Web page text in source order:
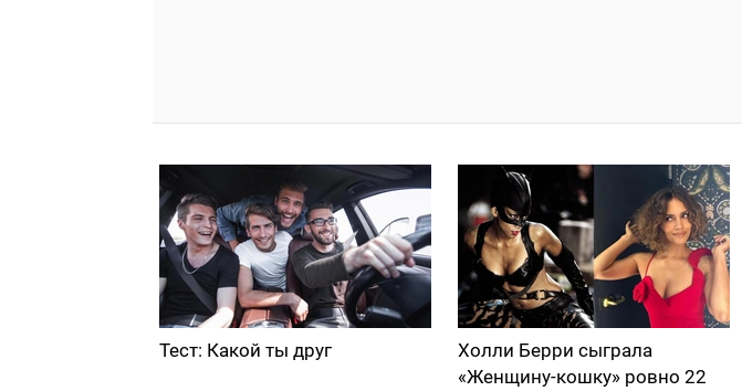
Тест: Какой ты друг
Холли Берри сыграла
«Женщину-кошку» ровно 22